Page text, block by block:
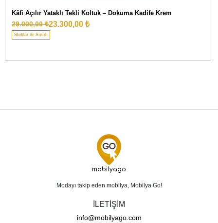
Kâfi Açılır Yataklı Tekli Koltuk – Dokuma Kadife Krem
29.000,00 ₺23.300,00 ₺
Stoklar ile Sınırlı
mobilyago
Modayı takip eden mobilya, Mobilya Go!
İLETİŞİM
info@mobilyago.com